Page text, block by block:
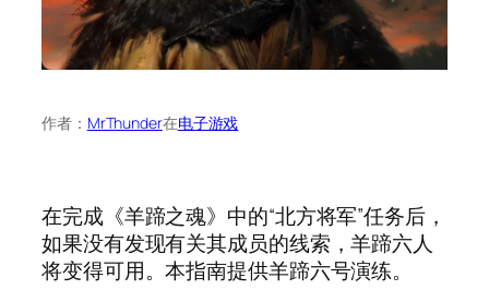
作者： MrThunder在电子游戏
在完成《羊蹄之魂》中的“北方将军”任务后，
如果没有发现有关其成员的线索，羊蹄六人
将变得可用。本指南提供羊蹄六号演练。